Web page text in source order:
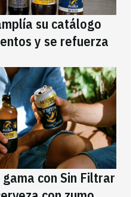
su catálogo
y se refuerza
con Sin Filtrar